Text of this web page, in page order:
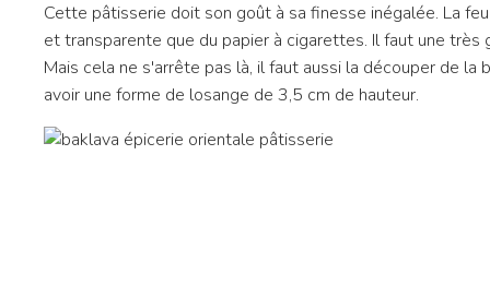
Cette pâtisserie doit son goût à sa finesse inégalée. La
et transparente que du papier à cigarettes. Il faut une très
Mais cela ne s'arrête pas là, il faut aussi la découper de la
avoir une forme de losange de 3,5 cm de hauteur.